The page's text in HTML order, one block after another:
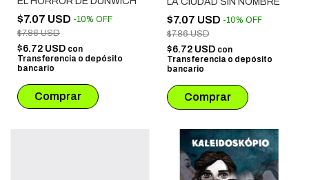
$7.07 USD -10% OFF
$7.86 USD
$6.72 USD con
Transferencia o depósito
bancario
$7.07 USD -10% OFF
$7.86 USD
$6.72 USD con
Transferencia o depósito
bancario